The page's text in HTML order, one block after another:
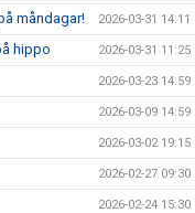
måndagar! 2026-03-31 14:11
hippo 2026-03-31 11:25
2026-03-23 14:59
2026-03-09 14:59
2026-03-02 19:15
2026-02-27 09:30
2026-02-24 15:30